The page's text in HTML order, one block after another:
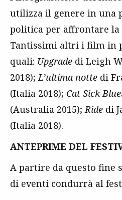
utilizza il genere in una
politica per affrontare
Tantissimi altri i film in
quali: Upgrade di Leigh
2018);L’ultima notte di
(Italia 2018); Cat Sick
(Australia 2015);Ride di
(Italia 2018).
ANTEPRIME DEL
A partire da questo fine
di eventi condurrà al